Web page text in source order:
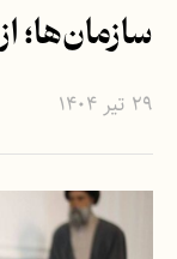
سازمان‌ها؛
۲۹ تیر ۱۴۰۴